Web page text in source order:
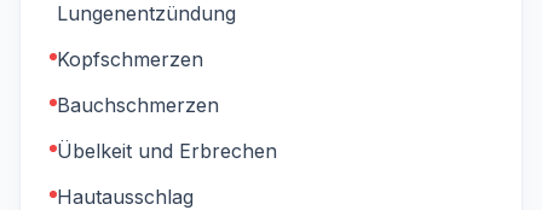
Lungenentzündung
Kopfschmerzen
Bauchschmerzen
Übelkeit und Erbrechen
Hautausschlag